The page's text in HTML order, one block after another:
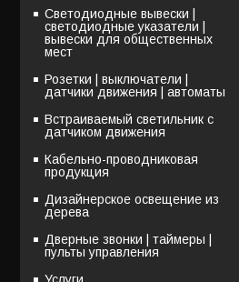
Светодиодные вывески |
светодиодные указатели |
вывески для общественных
мест
Розетки | выключатели |
датчики движения | автоматы
Встраиваемый светильник с
датчиком движения
Кабельно-проводниковая
продукция
Дизайнерское освещение из
дерева
Дверные звонки | таймеры |
пульты управления
Услуги